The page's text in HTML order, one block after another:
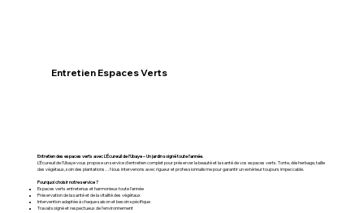
Entretien Espaces Verts
Entretien des espaces verts avec L’Écureuil de l’Ubaye – Un jardin soigné toute l’année.
L’Écureuil de l’Ubaye vous propose un service d’entretien complet pour préserver la beauté et la santé de vos espaces verts. Tonte, désherbage, taille
des végétaux, soin des plantations… Nous intervenons avec rigueur et professionnalisme pour garantir un extérieur toujours impeccable.
Pourquoi choisir notre service ?
Espaces verts entretenus et harmonieux toute l’année
Préservation de la santé et de la vitalité des végétaux
Intervention adaptée à chaque saison et besoin spécifique
Travail soigné et respectueux de l’environnement